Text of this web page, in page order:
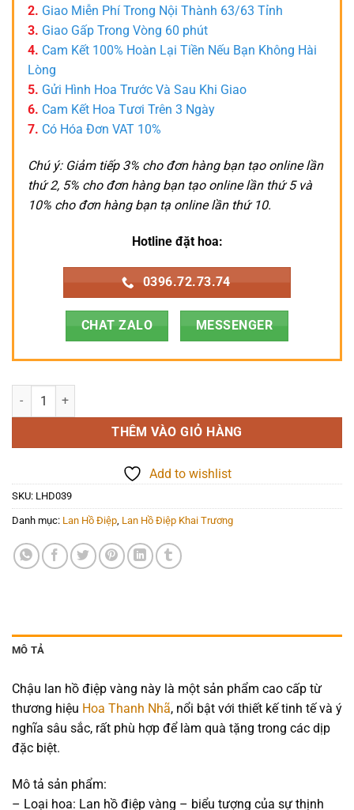
2. Giao Miễn Phí Trong Nội Thành 63/63 Tỉnh
3. Giao Gấp Trong Vòng 60 phút
4. Cam Kết 100% Hoàn Lại Tiền Nếu Bạn Không Hài
Lòng
5. Gửi Hình Hoa Trước Và Sau Khi Giao
6. Cam Kết Hoa Tươi Trên 3 Ngày
7. Có Hóa Đơn VAT 10%
Chú ý: Giảm tiếp 3% cho đơn hàng bạn tạo online lần
thứ 2, 5% cho đơn hàng bạn tạo online lần thứ 5 và
10% cho đơn hàng bạn tạ online lần thứ 10.
Hotline đặt hoa:
0396.72.73.74
CHAT ZALO MESSENGER
Lan Hồ Điệp - LHD039 số lượng
THÊM VÀO GIỎ HÀNG
Add to wishlist
SKU: LHD039
Danh mục: Lan Hồ Điệp, Lan Hồ Điệp Khai Trương
MÔ TẢ
Chậu lan hồ điệp vàng này là một sản phẩm cao cấp từ
thương hiệu Hoa Thanh Nhã, nổi bật với thiết kế tinh tế và ý
nghĩa sâu sắc, rất phù hợp để làm quà tặng trong các dịp
đặc biệt.
Mô tả sản phẩm:
– Loại hoa: Lan hồ điệp vàng – biểu tượng của sự thịnh